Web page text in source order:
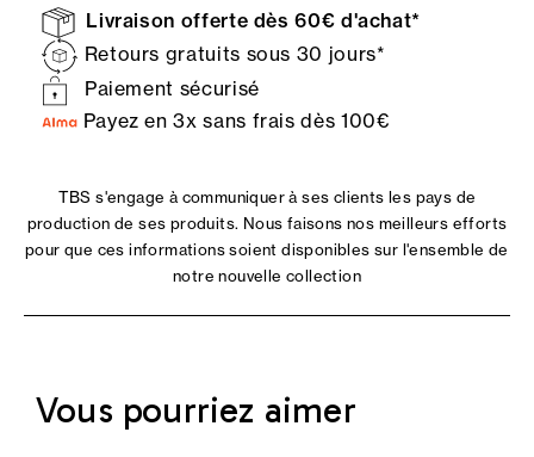
Livraison offerte dès 60€ d'achat*
Retours gratuits sous 30 jours*
Paiement sécurisé
Payez en 3x sans frais dès 100€
TBS s'engage à communiquer à ses clients les pays de
production de ses produits. Nous faisons nos meilleurs efforts
pour que ces informations soient disponibles sur l'ensemble de
notre nouvelle collection
Vous pourriez aimer